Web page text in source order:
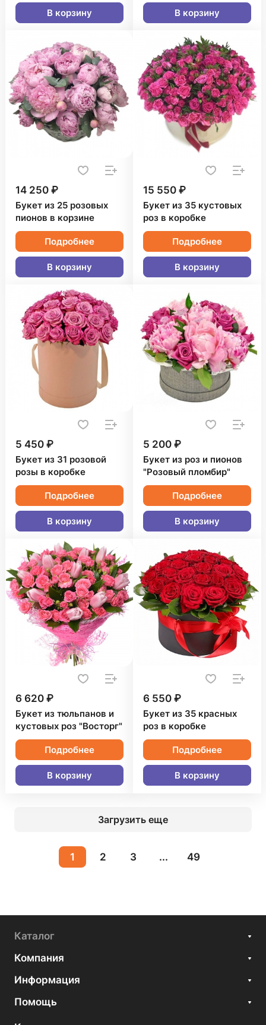
В корзину В корзину
14 250 ₽
Букет из 25 розовых
пионов в корзине
Подробнее
В корзину
15 550 ₽
Букет из 35 кустовых
роз в коробке
Подробнее
В корзину
5 450 ₽
Букет из 31 розовой
розы в коробке
Подробнее
В корзину
5 200 ₽
Букет из роз и пионов
"Розовый пломбир"
Подробнее
В корзину
6 620 ₽
Букет из тюльпанов и
кустовых роз "Восторг"
Подробнее
В корзину
6 550 ₽
Букет из 35 красных
роз в коробке
Подробнее
В корзину
Загрузить еще
1 2 3 ... 49
Каталог
Компания
Информация
Помощь